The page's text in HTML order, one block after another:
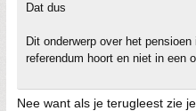
Dat dus
Dit onderwerp over het
referendum hoort en niet in een
Nee want als je terugleest zie